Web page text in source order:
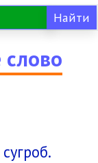
слово
сугроб.
в школу!
есть?
Что ну и ну?